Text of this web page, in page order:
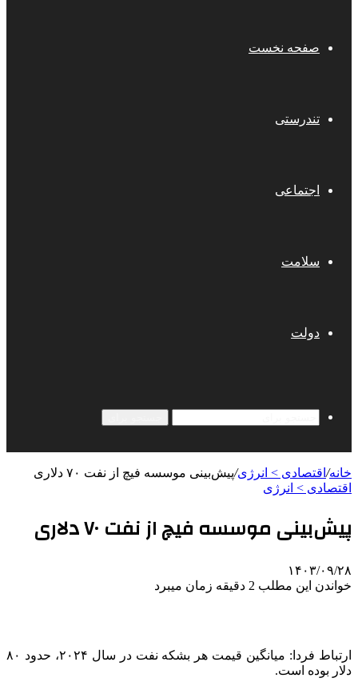
صفحه نخست
تندرستی
اجتماعی
سلامت
دولت
خانه/ اقتصادی > انرژی/پیش‌بینی موسسه فیچ از نفت ۷۰ دلاری
اقتصادی > انرژی
پیش‌بینی موسسه فیچ از نفت ۷۰ دلاری
۱۴۰۳/۰۹/۲۸
خواندن این مطلب 2 دقیقه زمان میبرد
ارتباط فردا: میانگین قیمت هر بشکه نفت در سال ۲۰۲۴، حدود ۸۰
دلار بوده است.